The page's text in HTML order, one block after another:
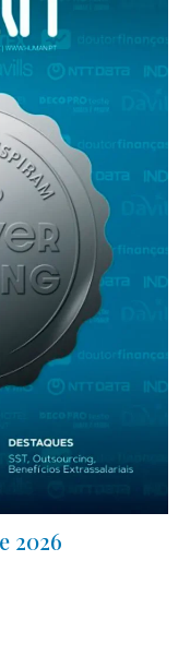
2026